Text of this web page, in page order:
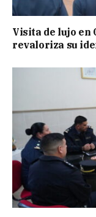
Visita de lujo en
revaloriza su